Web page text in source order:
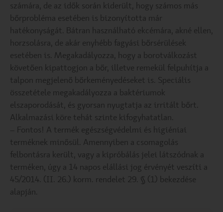
számára, de az idők során kiderült, hogy számos más
bőrprobléma esetében is bizonyította már
hatékonyságát. Bátran használható ekcémára, akné ellen,
horzsolásra, de akár enyhébb fagyási bőrsérülések
esetében is. Megakadályozza, hogy a borotválkozást
követően kipattogjon a bőr, illetve remekül felpuhítja a
talpon megjelenő bőrkeményedéseket is. Speciális
összetétele megakadályozza a baktériumok
elszaporodását, és gyorsan nyugtatja az irritált bőrt.
Alkalmazási köre tehát szinte kifogyhatatlan.
– Fontos! A termék egészségvédelmi és higiéniai
terméknek minősül. Amennyiben a csomagolás
felbontásra került, vagy a kipróbálás jelei látszódnak a
terméken, úgy a 14 napos elállási jog érvényét veszíti a
45/2014. (II. 26.) korm. rendelet 29. § (1) bekezdése
alapján.